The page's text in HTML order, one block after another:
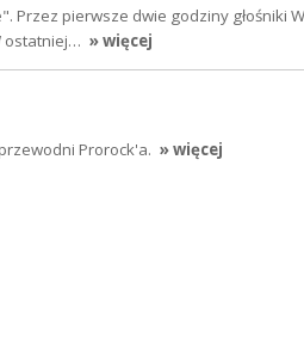
Przez pierwsze dwie godziny głośniki
ostatniej… » więcej
Prorock'a. » więcej